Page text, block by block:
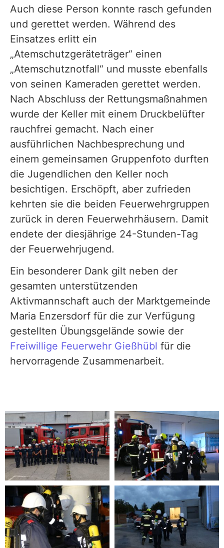
Auch diese Person konnte rasch gefunden
und gerettet werden. Während des
Einsatzes erlitt ein
„Atemschutzgeräteträger“ einen
„Atemschutznotfall“ und musste ebenfalls
von seinen Kameraden gerettet werden.
Nach Abschluss der Rettungsmaßnahmen
wurde der Keller mit einem Druckbelüfter
rauchfrei gemacht. Nach einer
ausführlichen Nachbesprechung und
einem gemeinsamen Gruppenfoto durften
die Jugendlichen den Keller noch
besichtigen. Erschöpft, aber zufrieden
kehrten sie die beiden Feuerwehrgruppen
zurück in deren Feuerwehrhäusern. Damit
endete der diesjährige 24-Stunden-Tag
der Feuerwehrjugend.
Ein besonderer Dank gilt neben der
gesamten unterstützenden
Aktivmannschaft auch der Marktgemeinde
Maria Enzersdorf für die zur Verfügung
gestellten Übungsgelände sowie der
Freiwillige Feuerwehr Gießhübl für die
hervorragende Zusammenarbeit.